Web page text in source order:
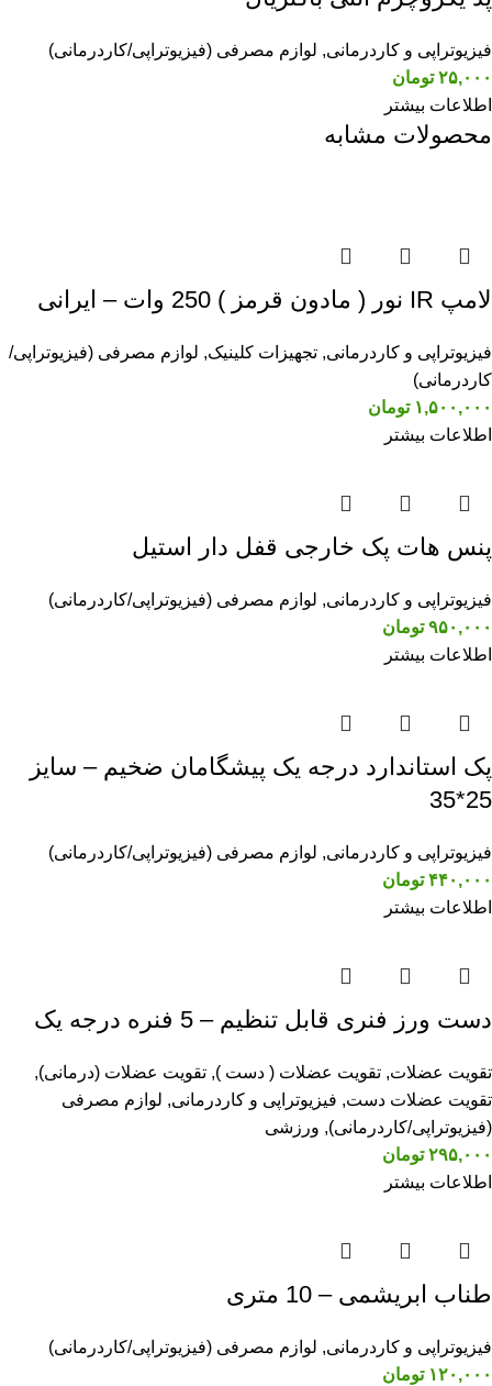
فیزیوتراپی و کاردرمانی, لوازم مصرفی (فیزیوتراپی/کاردرمانی)
۲۵,۰۰۰ تومان
اطلاعات بیشتر
محصولات مشابه
لامپ IR نور ( مادون قرمز ) 250 وات – ایرانی
فیزیوتراپی و کاردرمانی, تجهیزات کلینیک, لوازم مصرفی (فیزیوتراپی/
کاردرمانی)
۱,۵۰۰,۰۰۰ تومان
اطلاعات بیشتر
پنس هات پک خارجی قفل دار استیل
فیزیوتراپی و کاردرمانی, لوازم مصرفی (فیزیوتراپی/کاردرمانی)
۹۵۰,۰۰۰ تومان
اطلاعات بیشتر
پک استاندارد درجه یک پیشگامان ضخیم – سایز
25*35
فیزیوتراپی و کاردرمانی, لوازم مصرفی (فیزیوتراپی/کاردرمانی)
۴۴۰,۰۰۰ تومان
اطلاعات بیشتر
دست ورز فنری قابل تنظیم – 5 فنره درجه یک
تقویت عضلات, تقویت عضلات ( دست ), تقویت عضلات (درمانی),
تقویت عضلات دست, فیزیوتراپی و کاردرمانی, لوازم مصرفی
(فیزیوتراپی/کاردرمانی), ورزشی
۲۹۵,۰۰۰ تومان
اطلاعات بیشتر
طناب ابریشمی – 10 متری
فیزیوتراپی و کاردرمانی, لوازم مصرفی (فیزیوتراپی/کاردرمانی)
۱۲۰,۰۰۰ تومان